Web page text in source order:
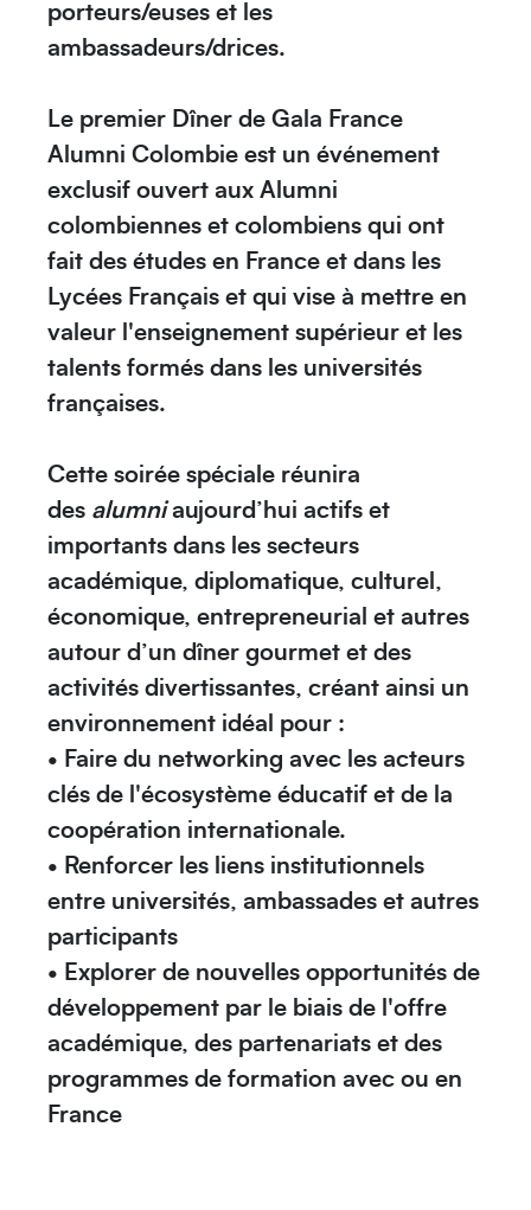
porteurs/euses et les
ambassadeurs/drices.
Le premier Dîner de Gala France
Alumni Colombie est un événement
exclusif ouvert aux Alumni
colombiennes et colombiens qui ont
fait des études en France et dans les
Lycées Français et qui vise à mettre en
valeur l'enseignement supérieur et les
talents formés dans les universités
françaises.
Cette soirée spéciale réunira
des alumniaujourd’hui actifs et
importants dans les secteurs
académique, diplomatique, culturel,
économique, entrepreneurial et autres
autour d’un dîner gourmet et des
activités divertissantes, créant ainsi un
environnement idéal pour :
• Faire du networking avec les acteurs
clés de l'écosystème éducatif et de la
coopération internationale.
• Renforcer les liens institutionnels
entre universités, ambassades et autres
participants
• Explorer de nouvelles opportunités de
développement par le biais de l'offre
académique, des partenariats et des
programmes de formation avec ou en
France
Europe
Moyen-Orient
Océanie
Créez votre événement